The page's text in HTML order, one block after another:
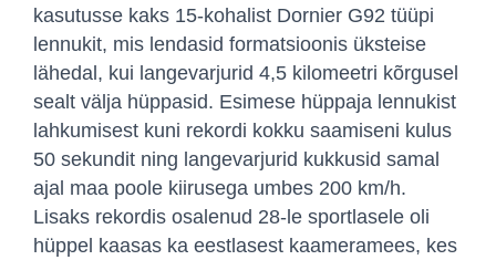
kasutusse kaks 15-kohalist Dornier G92 tüüpi
lennukit, mis lendasid formatsioonis üksteise
lähedal, kui langevarjurid 4,5 kilomeetri kõrgusel
sealt välja hüppasid. Esimese hüppaja lennukist
lahkumisest kuni rekordi kokku saamiseni kulus
50 sekundit ning langevarjurid kukkusid samal
ajal maa poole kiirusega umbes 200 km/h.
Lisaks rekordis osalenud 28-le sportlasele oli
hüppel kaasas ka eestlasest kaameramees, kes